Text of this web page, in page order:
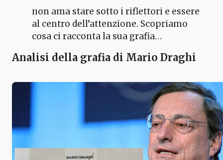
non ama stare sotto i riflettori e essere
al centro dell’attenzione. Scopriamo
cosa ci racconta la sua grafia…
Analisi della grafia di Mario Draghi